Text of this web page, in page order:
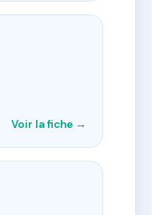
Voir la fiche →